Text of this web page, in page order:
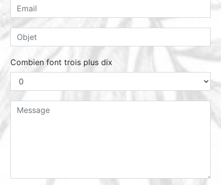
Combien font trois plus dix